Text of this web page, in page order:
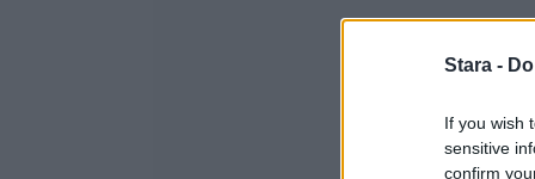
Stara -
If you wish
sensitive
confirm